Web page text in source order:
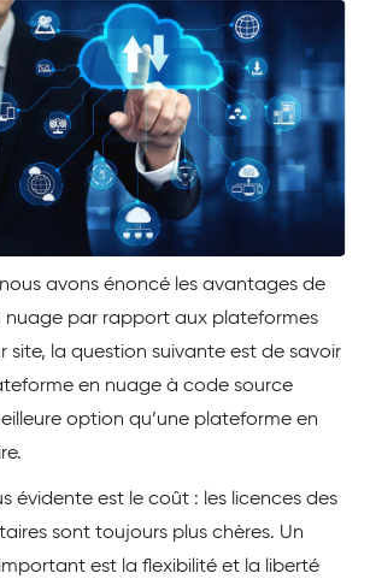
avons énoncé les avantages de
nuage par rapport aux plateformes
site, la question suivante est de savoir
en nuage à code source
option qu’une plateforme en
évidente est le coût : les licences des
sont toujours plus chères. Un
est la flexibilité et la liberté